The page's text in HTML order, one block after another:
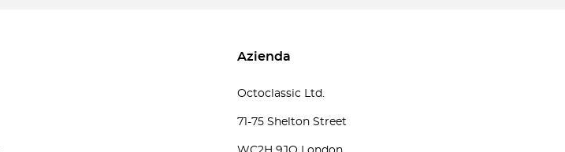
Azienda
Octoclassic Ltd.
71-75 Shelton Street